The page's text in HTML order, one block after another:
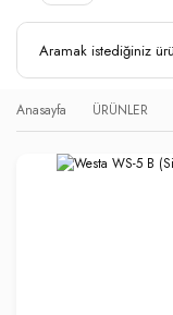
Anasayfa ÜRÜNLER